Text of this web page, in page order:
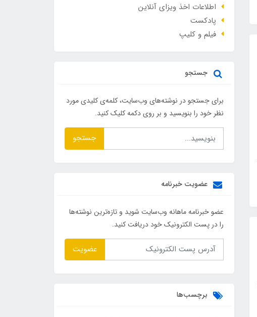
اطلاعات اخذ ویزای آنلاین
پادکست
فیلم و کلیپ
جستجو
برای جستجو در نوشته‌های وب‌سایت، کلمه‌ی کلیدی مورد
نظر خود را بنویسید و بر روی دکمه کلیک کنید.
جستجو
عضویت خبرنامه
عضو خبرنامه ماهانه وب‌سایت شوید و تازه‌ترین نوشته‌ها
را در پست الکترونیک خود دریافت کنید.
عضویت
برچسب‌ها